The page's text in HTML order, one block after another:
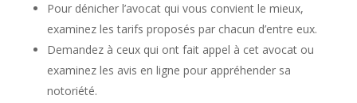
Pour dénicher l’avocat qui vous convient le mieux,
examinez les tarifs proposés par chacun d’entre eux.
Demandez à ceux qui ont fait appel à cet avocat ou
examinez les avis en ligne pour appréhender sa
notoriété.